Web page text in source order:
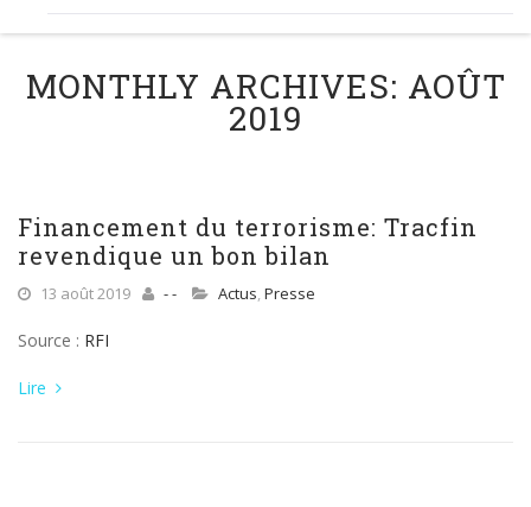
MONTHLY ARCHIVES: AOÛT
2019
Financement du terrorisme: Tracfin
revendique un bon bilan
13 août 2019 - - Actus, Presse
Source : RFI
Lire